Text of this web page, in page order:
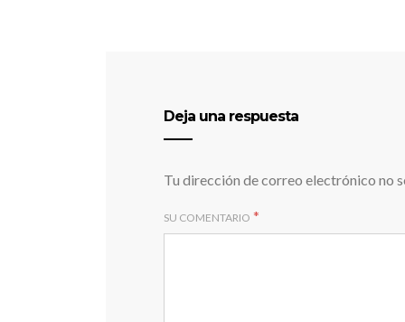
Deja una respuesta
Tu dirección de correo electrónico no
SU COMENTARIO *